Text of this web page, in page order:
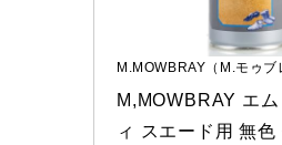
M.MOWBRAY（M.モゥブ
M,MOWBRAY エ
ィ スエード用 無色